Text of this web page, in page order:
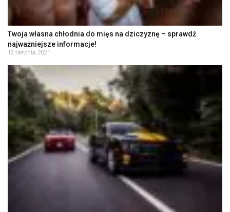
Twoja własna chłodnia do mięs na dziczyznę – sprawdź
najważniejsze informacje!
12 sierpnia, 2021